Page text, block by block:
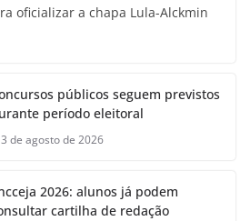
oficializar a chapa Lula-Alckmin
públicos seguem previstos
período eleitoral
3 de agosto de 2026
2026: alunos já podem
cartilha de redação